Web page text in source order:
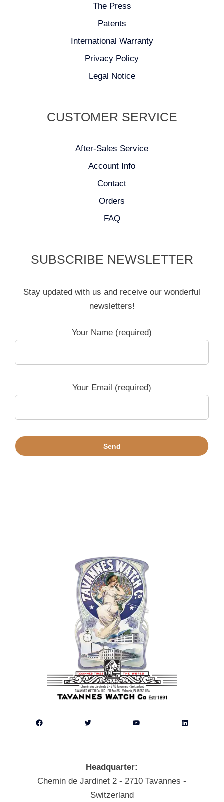
The Press
Patents
International Warranty
Privacy Policy
Legal Notice
CUSTOMER SERVICE
After-Sales Service
Account Info
Contact
Orders
FAQ
SUBSCRIBE NEWSLETTER
Stay updated with us and receive our wonderful
newsletters!
Your Name (required)
Your Email (required)
Facebook Twitter YouTube LinkedIn
Headquarter:
Chemin de Jardinet 2 - 2710 Tavannes -
Switzerland